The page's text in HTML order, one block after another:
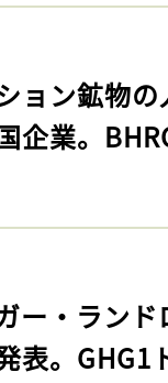
ョン鉱物
企業。
ー・ラン
表。GHG1